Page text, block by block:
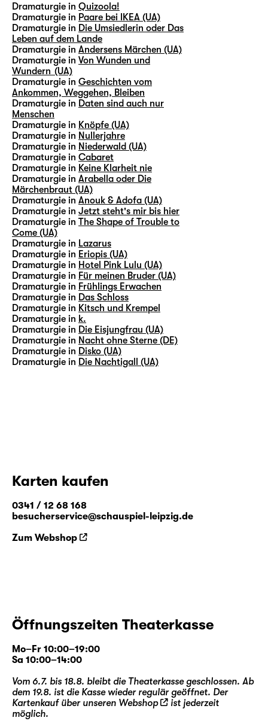
Dramaturgie in Quizoola!
Dramaturgie in Paare bei IKEA (UA)
Dramaturgie in Die Umsiedlerin oder Das
Leben auf dem Lande
Dramaturgie in Andersens Märchen (UA)
Dramaturgie in Von Wunden und
Wundern (UA)
Dramaturgie in Geschichten vom
Ankommen, Weggehen, Bleiben
Dramaturgie in Daten sind auch nur
Menschen
Dramaturgie in Knöpfe (UA)
Dramaturgie in Nullerjahre
Dramaturgie in Niederwald (UA)
Dramaturgie in Cabaret
Dramaturgie in Keine Klarheit nie
Dramaturgie in Arabella oder Die
Märchenbraut (UA)
Dramaturgie in Anouk & Adofa (UA)
Dramaturgie in Jetzt steht's mir bis hier
Dramaturgie in The Shape of Trouble to
Come (UA)
Dramaturgie in Lazarus
Dramaturgie in Eriopis (UA)
Dramaturgie in Hotel Pink Lulu (UA)
Dramaturgie in Für meinen Bruder (UA)
Dramaturgie in Frühlings Erwachen
Dramaturgie in Das Schloss
Dramaturgie in Kitsch und Krempel
Dramaturgie in k.
Dramaturgie in Die Eisjungfrau (UA)
Dramaturgie in Nacht ohne Sterne (DE)
Dramaturgie in Disko (UA)
Dramaturgie in Die Nachtigall (UA)
Karten kaufen
0341 / 12 68 168
besucherservice@schauspiel-leipzig.de
Zum Webshop
Öffnungszeiten Theaterkasse
Mo–Fr 10:00–19:00
Sa 10:00–14:00
Vom 6.7. bis 18.8. bleibt die Theaterkasse geschlossen. Ab
dem 19.8. ist die Kasse wieder regulär geöffnet. Der
Kartenkauf über unseren Webshop
ist jederzeit
möglich.